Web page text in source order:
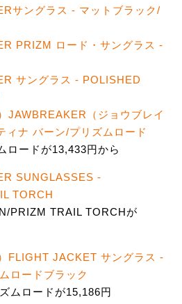
サングラス - マットブラック/
PRIZM ロード・サングラス -
サングラス - POLISHED
JAWBREAKER（ジョウブレイ
ィナ バーン/プリズムロード
ロードが13,433円から
SUNGLASSES -
TORCH
PRIZM TRAIL TORCHが
FLIGHT JACKET サングラス -
ロードブラック
ムロードが15,186円